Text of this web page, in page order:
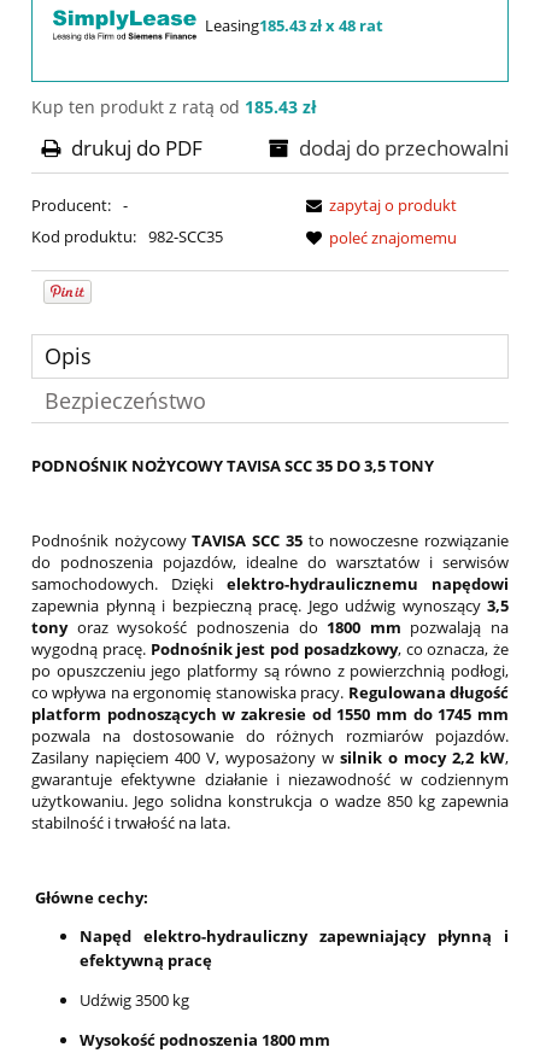
Leasing185.43 zł x 48 rat
Kup ten produkt z ratą od 185.43 zł
dodaj do przechowalni
drukuj do PDF
Producent: -
Kod produktu: 982-SCC35
zapytaj o produkt
poleć znajomemu
Opis
Bezpieczeństwo
PODNOŚNIK NOŻYCOWY TAVISA SCC 35 DO 3,5 TONY
Podnośnik nożycowyTAVISA SCC 35to nowoczesne rozwiązanie
do podnoszenia pojazdów, idealne do warsztatów i serwisów
samochodowych. Dzięki elektro-hydraulicznemu napędowi
zapewnia płynną i bezpieczną pracę. Jego udźwig wynoszący 3,5
tonyoraz wysokość podnoszenia do 1800 mm pozwalają na
wygodną pracę. Podnośnik jest pod posadzkowy, co oznacza, że
po opuszczeniu jego platformy są równo z powierzchnią podłogi,
co wpływa na ergonomię stanowiska pracy. Regulowana długość
platform podnoszących w zakresie od 1550 mm do 1745 mm
pozwala na dostosowanie do różnych rozmiarów pojazdów.
Zasilany napięciem 400 V, wyposażony w silnik o mocy 2,2 kW,
gwarantuje efektywne działanie i niezawodność w codziennym
użytkowaniu. Jego solidna konstrukcja o wadze 850 kg zapewnia
stabilność i trwałość na lata.
Główne cechy:
Napęd elektro-hydrauliczny zapewniający płynną i
efektywną pracę
Udźwig 3500 kg
Wysokość podnoszenia 1800 mm